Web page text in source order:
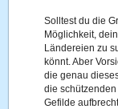
Solltest du die
Möglichkeit,
Ländereien zu
könnt. Aber
die genau
die
Gefilde